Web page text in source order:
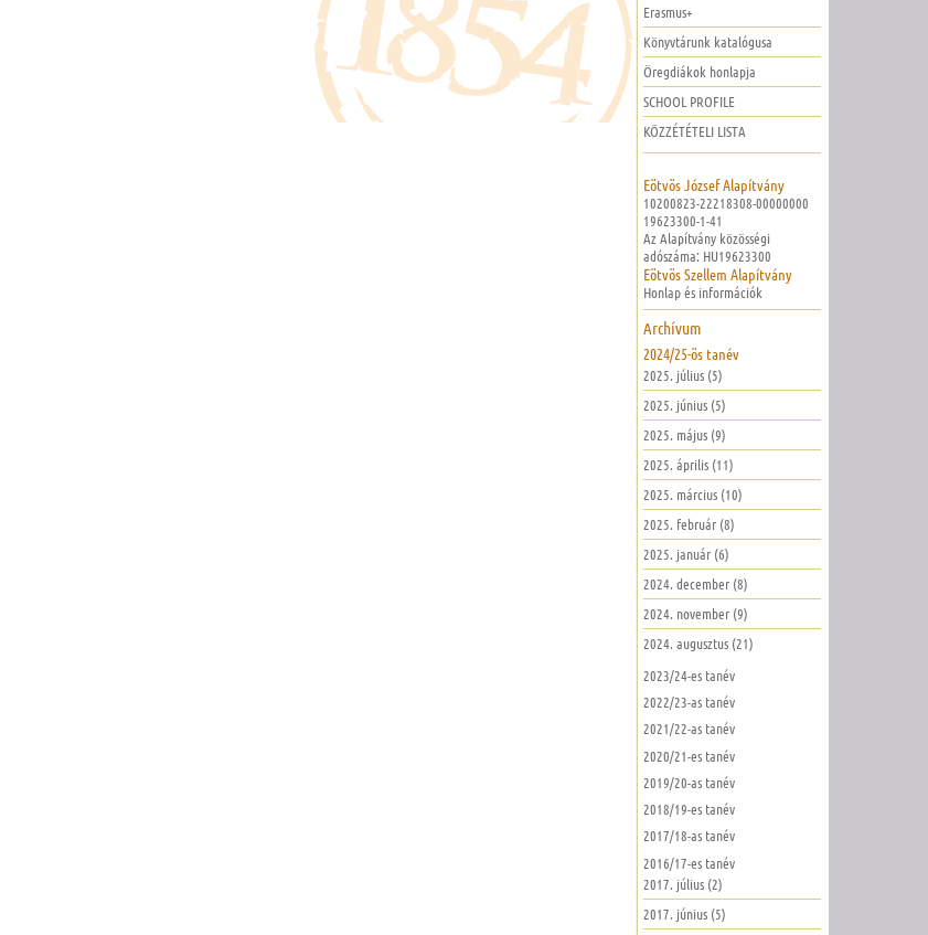
Erasmus+
Könyvtárunk katalógusa
Öregdiákok honlapja
SCHOOL PROFILE
KÖZZÉTÉTELI LISTA
Eötvös József Alapítvány
10200823-22218308-00000000
19623300-1-41
Az Alapítvány közösségi
adószáma: HU19623300
Eötvös Szellem Alapítvány
Honlap és információk
Archívum
2024/25-ös tanév
2025. július (5)
2025. június (5)
2025. május (9)
2025. április (11)
2025. március (10)
2025. február (8)
2025. január (6)
2024. december (8)
2024. november (9)
2024. augusztus (21)
2023/24-es tanév
2022/23-as tanév
2021/22-as tanév
2020/21-es tanév
2019/20-as tanév
2018/19-es tanév
2017/18-as tanév
2016/17-es tanév
2017. július (2)
2017. június (5)